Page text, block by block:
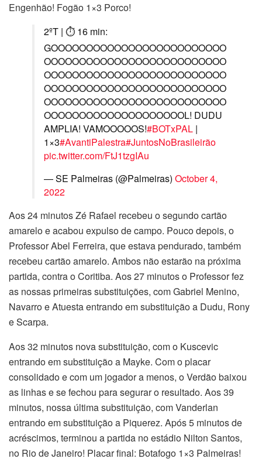
Engenhão! Fogão 1×3 Porco!
2ºT | ⏱ 16 min:
GOOOOOOOOOOOOOOOOOOOOOOOOO
OOOOOOOOOOOOOOOOOOOOOOOOOO
OOOOOOOOOOOOOOOOOOOOOOOOOO
OOOOOOOOOOOOOOOOOOOOOOOOOO
OOOOOOOOOOOOOOOOOOOOOOOOOO
OOOOOOOOOOOOOOOOOOOOL! DUDU
AMPLIA! VAMOOOOOS!#BOTxPAL |
1×3#AvantiPalestra#JuntosNoBrasileirão
pic.twitter.com/FtJ1tzgIAu
— SE Palmeiras (@Palmeiras) October 4,
2022
Aos 24 minutos Zé Rafael recebeu o segundo cartão
amarelo e acabou expulso de campo. Pouco depois, o
Professor Abel Ferreira, que estava pendurado, também
recebeu cartão amarelo. Ambos não estarão na próxima
partida, contra o Coritiba. Aos 27 minutos o Professor fez
as nossas primeiras substituições, com Gabriel Menino,
Navarro e Atuesta entrando em substituição a Dudu, Rony
e Scarpa.
Aos 32 minutos nova substituição, com o Kuscevic
entrando em substituição a Mayke. Com o placar
consolidado e com um jogador a menos, o Verdão baixou
as linhas e se fechou para segurar o resultado. Aos 39
minutos, nossa última substituição, com Vanderlan
entrando em substituição a Piquerez. Após 5 minutos de
acréscimos, terminou a partida no estádio Nilton Santos,
no Rio de Janeiro! Placar final: Botafogo 1×3 Palmeiras!